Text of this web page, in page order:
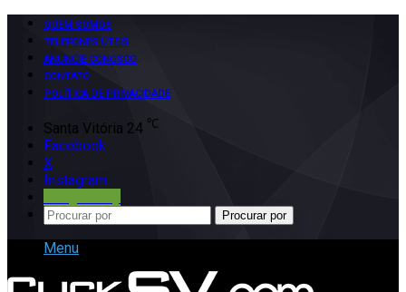
QUEM SOMOS
TELEFONES ÚTEIS
ANUNCIE CONOSCO
CONTATO
POLÍTICA DE PRIVACIDADE
Santa Vitória 24 ℃
Facebook
X
Instagram
Procurar por
Menu